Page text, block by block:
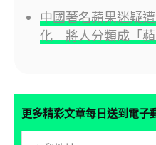
中國著名蘋果迷疑
化 將人分類成「蘋
更多精彩文章每日送到電子